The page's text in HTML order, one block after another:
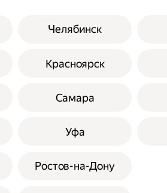
Челябинск
Красноярск
Самара
Уфа
Ростов-на-Дону